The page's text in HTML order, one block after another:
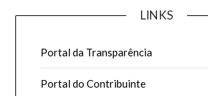
LINKS
Portal da Transparência
Portal do Contribuinte